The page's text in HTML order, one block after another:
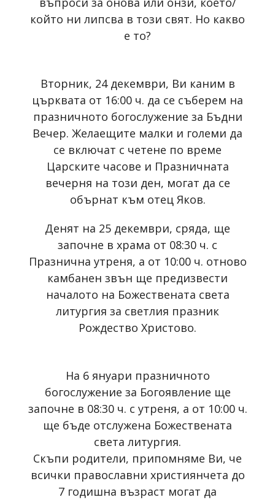
който ни липсва в този свят. Но какво
е то?
Вторник, 24 декември, Ви каним в
църквата от 16:00 ч. да се съберем на
празничното богослужение за Бъдни
Вечер. Желаещите малки и големи да
се включат с четене по време
Царските часове и Празничната
вечерня на този ден, могат да се
обърнат към отец Яков.
Денят на 25 декември, сряда, ще
започне в храма от 08:30 ч. с
Празнична утреня, а от 10:00 ч. отново
камбанен звън ще предизвести
началото на Божествената света
литургия за светлия празник
Рождество Христово.
На 6 януари празничното
богослужение за Богоявление ще
започне в 08:30 ч. с утреня, а от 10:00 ч.
ще бъде отслужена Божествената
света литургия.
Скъпи родители, припомняме Ви, че
всички православни християнчета до
7 годишна възраст могат да